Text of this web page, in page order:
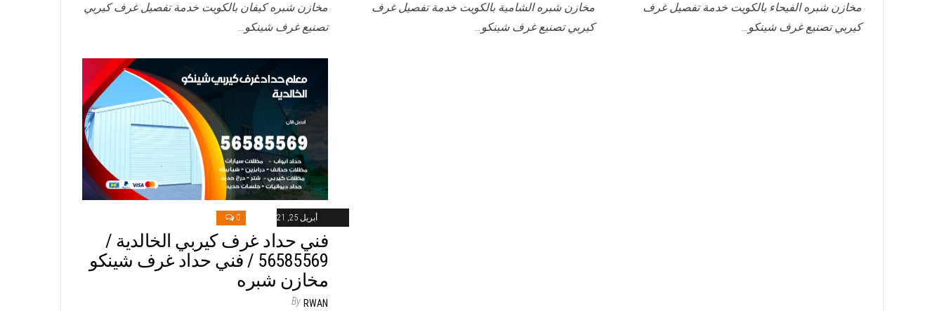
مخازن شبره كيفان بالكويت خدمة تفصيل غرف كيربي
تصنيع غرف شينكو…
مخازن شبره الشامية بالكويت خدمة تفصيل غرف
كيربي تصنيع غرف شينكو…
مخازن شبره الفيحاء بالكويت خدمة تفصيل غرف
كيربي تصنيع غرف شينكو…
أبريل 25, 2021 0
فني حداد غرف كيربي الخالدية /
56585569 / فني حداد غرف شينكو
مخازن شبره
By RWAN